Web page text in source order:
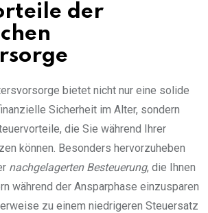
der
bietet nicht nur eine solide
Sicherheit im Alter, sondern
die Sie während Ihrer
können. Besonders hervorzuheben
nachgelagerten Besteuerung, die Ihnen
während der Ansparphase einzusparen
zu einem niedrigeren Steuersatz